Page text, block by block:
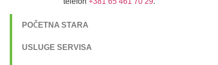
POČETNA STARA
USLUGE SERVISA